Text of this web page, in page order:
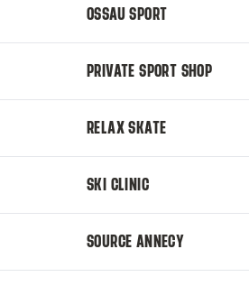
OSSAU SPORT
PRIVATE SPORT SHOP
RELAX SKATE
SKI CLINIC
SOURCE ANNECY